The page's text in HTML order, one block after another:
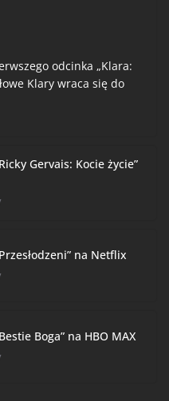
odcinka „Klara:
Klary wraca się do
Gervais: Kocie życie”
na Netflix
Boga” na HBO MAX